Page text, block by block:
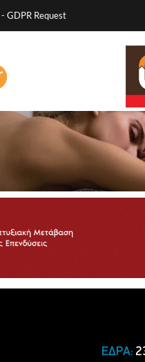
- GDPR Request